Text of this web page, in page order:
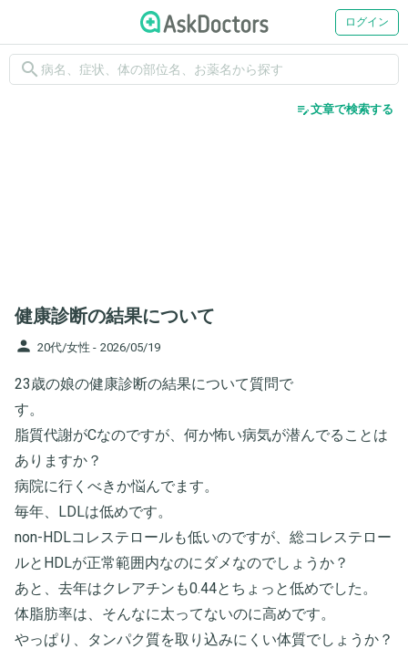
ログイン
search
edit_note文章で検索する
健康診断の結果について
person 20代/女性 - 2026/05/19
23歳の娘の健康診断の結果について質問で
す。
脂質代謝がCなのですが、何か怖い病気が潜んでることは
ありますか？
病院に行くべきか悩んでます。
毎年、LDLは低めです。
non-HDLコレステロールも低いのですが、総コレステロー
ルとHDLが正常範囲内なのにダメなのでしょうか？
あと、去年はクレアチンも0.44とちょっと低めでした。
体脂肪率は、そんなに太ってないのに高めです。
やっぱり、タンパク質を取り込みにくい体質でしょうか？